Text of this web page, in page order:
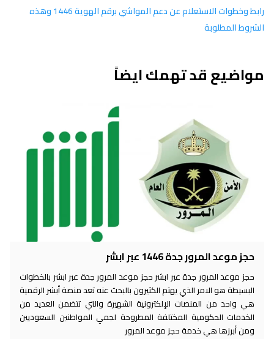
رابط وخطوات الاستعلام عن دعم المواشي برقم الهوية 1446 وهذه
الشروط المطلوبة
مواضيع قد تهمك ايضاً
حجز موعد المرور جدة 1446 عبر ابشر
حجز موعد المرور جدة عبر ابشر حجز موعد المرور جدة عبر ابشر بالخطوات
البسيطة هو الامر الذي يهتم الكثيرون بالبحث عنه تعد منصة أبشر الرقمية
هي واحد من المنصات الإلكترونية الشهيرة والتي تتضمن العديد من
الخدمات الحكومية المختلفة المطروحة لجمي المواطنين السعوديين
ومن أبرزها هي خدمة حجز موعد المرور